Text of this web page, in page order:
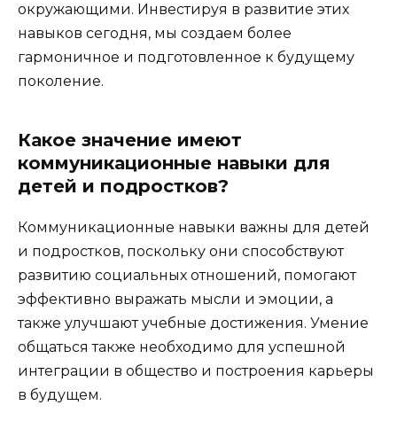
окружающими. Инвестируя в развитие этих
навыков сегодня, мы создаем более
гармоничное и подготовленное к будущему
поколение.
Какое значение имеют
коммуникационные навыки для
детей и подростков?
Коммуникационные навыки важны для детей
и подростков, поскольку они способствуют
развитию социальных отношений, помогают
эффективно выражать мысли и эмоции, а
также улучшают учебные достижения. Умение
общаться также необходимо для успешной
интеграции в общество и построения карьеры
в будущем.